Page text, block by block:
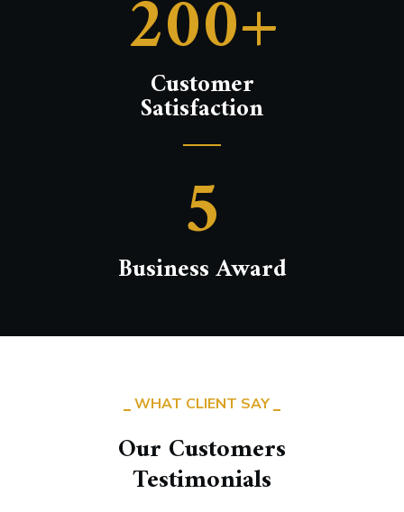
200+
Customer
Satisfaction
5
Business Award
WHAT CLIENT SAY
Our Customers
Testimonials